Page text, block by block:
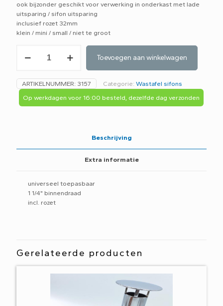
ook bijzonder geschikt voor verwerking in onderkast met lade
uitsparing / sifon uitsparing
inclusief rozet 32mm
klein / mini / small / niet te groot
compact
wit
32mm
1/4"
Toevoegen aan winkelwagen
ARTIKELNUMMER: 3157 Categorie: Wastafel sifons
Op werkdagen voor 16:00 besteld, dezelfde dag verzonden
Beschrijving
Extra informatie
universeel toepasbaar
1 1/4" binnendraad
incl. rozet
Gerelateerde producten